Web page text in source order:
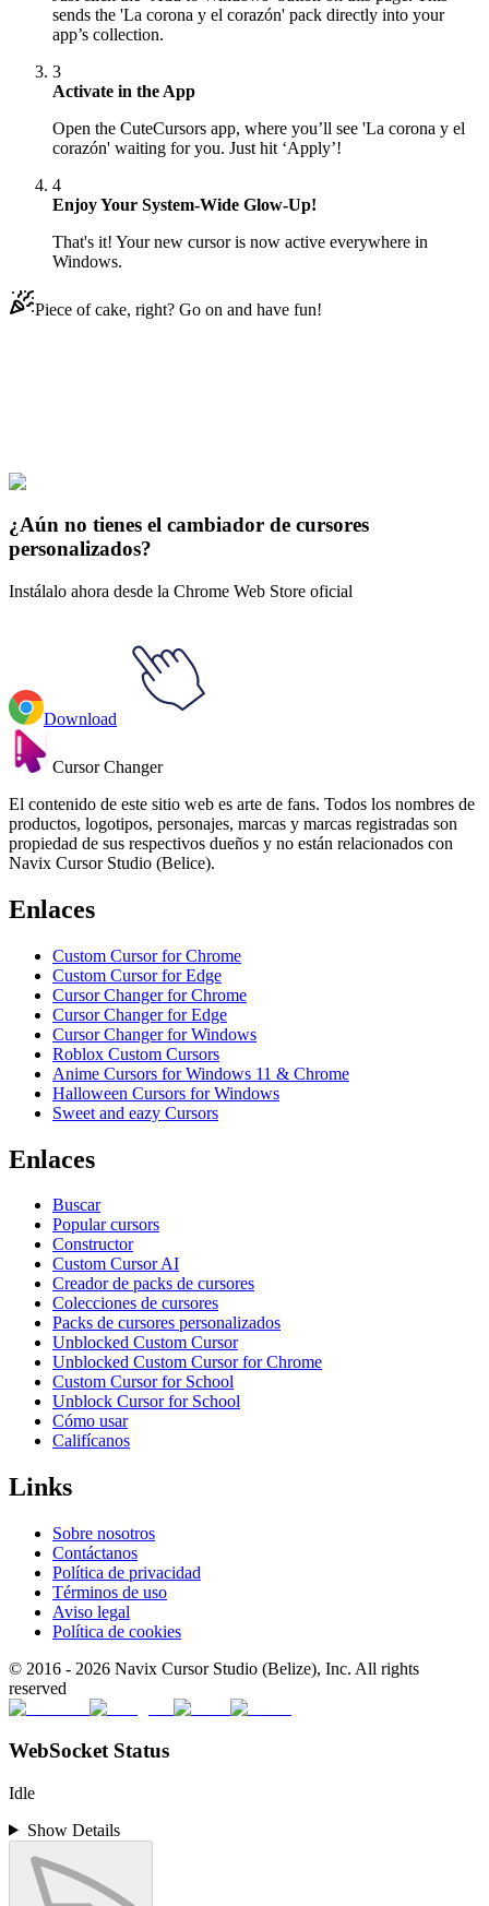
sends the 'La corona y el corazón' pack directly into your
app’s collection.
3
Activate in the App
Open the CuteCursors app, where you’ll see 'La corona y el
corazón' waiting for you. Just hit ‘Apply’!
4
Enjoy Your System-Wide Glow-Up!
That's it! Your new cursor is now active everywhere in
Windows.
Piece of cake, right? Go on and have fun!
Explore All Collections
¿Aún no tienes el cambiador de cursores
personalizados?
Instálalo ahora desde la Chrome Web Store oficial
Download
Cursor Changer
El contenido de este sitio web es arte de fans. Todos los nombres de
productos, logotipos, personajes, marcas y marcas registradas son
propiedad de sus respectivos dueños y no están relacionados con
Navix Cursor Studio (Belice).
Enlaces
Custom Cursor for Chrome
Custom Cursor for Edge
Cursor Changer for Chrome
Cursor Changer for Edge
Cursor Changer for Windows
Roblox Custom Cursors
Anime Cursors for Windows 11 & Chrome
Halloween Cursors for Windows
Sweet and eazy Cursors
Enlaces
Buscar
Popular cursors
Constructor
Custom Cursor AI
Creador de packs de cursores
Colecciones de cursores
Packs de cursores personalizados
Unblocked Custom Cursor
Unblocked Custom Cursor for Chrome
Custom Cursor for School
Unblock Cursor for School
Cómo usar
Califícanos
Links
Sobre nosotros
Contáctanos
Política de privacidad
Términos de uso
Aviso legal
Política de cookies
© 2016 - 2026 Navix Cursor Studio (Belize), Inc. All rights
reserved
WebSocket Status
Idle
Show Details